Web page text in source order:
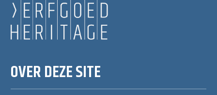
OVER DEZE SITE